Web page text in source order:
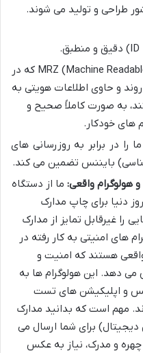
طراحی و تولید می شوند.
بارکدها و کدهای MRZ (Machine Readable Zone) که در
و حاوی اطلاعات هویتی به
به صورت کاملاً صحیح و
خودکار.
را در برابر به روزرسانی های
هولوگرام واقعی: ما از دستگاه
دنیا برای چاپ مدارک
را غیرقابل تمایز از مدارک
های امنیتی به کار رفته در
هستند که امنیت و
می دهد. این هولوگرام ها به
و اپلیکیشن های تست
مهم است که بدانید مدارک
برای شما ارسال می
چهره و مدرک، نیاز به عکس